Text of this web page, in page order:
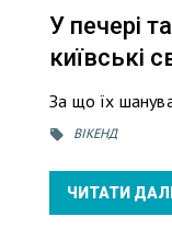
У печері
київські
За що їх
ВІКЕНД
ЧИТАТИ